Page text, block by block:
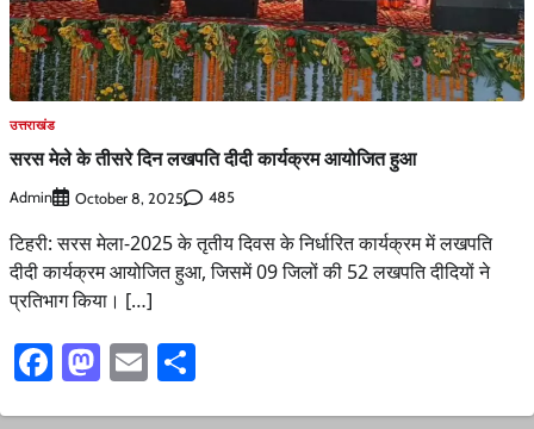
उत्तराखंड
सरस मेले के तीसरे दिन लखपति दीदी कार्यक्रम आयोजित हुआ
Admin October 8, 2025 485
टिहरी: सरस मेला-2025 के तृतीय दिवस के निर्धारित कार्यक्रम में लखपति
दीदी कार्यक्रम आयोजित हुआ, जिसमें 09 जिलों की 52 लखपति दीदियों ने
प्रतिभाग किया। […]
Facebook
Mastodon
Email